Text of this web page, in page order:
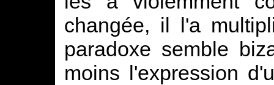
changée, il l'a
paradoxe semble
moins l'expression